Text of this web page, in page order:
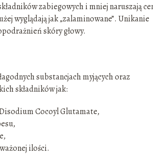
zabiegowych i mniej naruszają
wyglądają jak „zalaminowane”. Unikanie
skóry głowy.
substancjach myjących oraz
składników jak:
Cocoyl Glutamate,
ilości.